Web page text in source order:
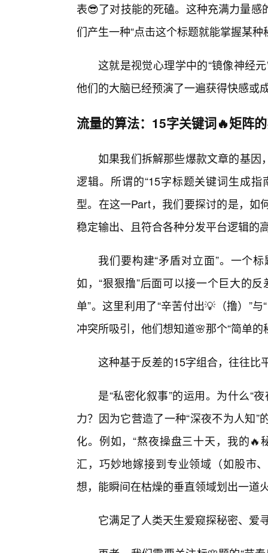
表😎了对技能的死磕。这种充满力量
们产生一种“点击这个标题就能掌握某种
这就是视觉心理学中的“镜像神经
他们的大脑已经预演了一遍获得快感或
流量的算法：15字关键词🔥矩阵
如果我们拆解那些爆款文章的基因
逻辑。所谓的“15字标题关键词生成
型。在这一Part，我们要探讨的是，如
稳定输出、且符合各种分发平台逻辑的
我们要构建“矛盾对立面”。一个
如，“狠狠撸”后面可以接一个巨大的
单”。这里利用了“辛苦付出💡（撸）”
冲突所吸引，他们想知道🌸那个“简单的
这种基于反差的15字组合，往往比
是“私密化叙事”的运用。为什么“
力？因为它营造了一种“深夜不为人知
化。例如，“熬夜操盘三十天，我的
汇，巧妙地嫁接到专业领域（如股市
想，能瞬间在枯燥的垂直领域划出一道
它满足了人类天生爱窥探秘密、爱